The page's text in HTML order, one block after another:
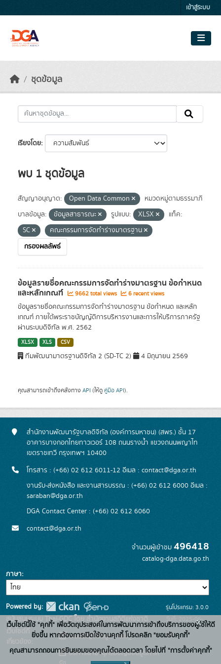
เข้าสู่ระบบ
ชุดข้อมูล
เรียงโดย
พบ 1 ชุดข้อมูล
สัญญาอนุญาต: Open Data Common
หมวดหมู่ตามธรรมาภิ
บาลข้อมูล:
ข้อมูลสาธารณะ รูปแบบ: XLSX
แท็ค:
SC
คณะกรรมการจัดทำร่างมาตรฐาน
กรองผลลัพธ์
ข้อมูลรายชื่อคณะกรรมการจัดทำร่างมาตรฐาน ข้อกำหนด
และหลักเกณฑ์ 9662 total views 6 recent views
ข้อมูลรายชื่อคณะกรรมการจัดทำร่างมาตรฐาน ข้อกำหนด และหลัก
เกณฑ์ ภายใต้พระราชบัญญัติการบริหารงานและการให้บริการภาครัฐ
ผ่านระบบดิจิทัล พ.ศ. 2562
XLSX XLS CSV
ทีมพัฒนามาตรฐานดิจิทัล 2 (SD-TC 2) 4 มิถุนายน 2569
คุณสามารถเข้าถึงคลังทาง API (ให้ดู คู่มือ API).
สำนักงานพัฒนารัฐบาลดิจิทัล (องค์การมหาชน) (สพร.) ชั้น 17
อาคารบางกอกไทยทาวเวอร์ 108 ถนนรางน้ำ แขวงถนนพญาไท
เขตราชเทวี กรุงเทพฯ 10400
โทรสาร : (+66) 02 612 6011-12 อีเมล : contact@dga.or.th
งานรับ-ส่งหนังสือ และงานสารบรรณ : (+66) 02 612 6000 อีเมล :
saraban@dga.or.th
DGA Contact Center : (+66) 02 612 6060
contact@dga.or.th
จำนวนผู้เข้าชม 496418
catalog-dga.data.go.th
ภาษา
Powered by:
สนับสนุนระบบ Thai-GDC โดย สำนักงานสถิติแห่งชาติ
เว็บไซต์ที่
เกี่ยวข้อง:
ระบบบัญชีข้อมูลภาครัฐ
บริการนามานุกรมบัญชีข้อมูลภาค
รุ่นโปรแกรม: 3.0.0
วันที่: 2025-06-
26
เว็บไซต์นี้ใช้ "คุกกี้" เพื่อวัตถุประสงค์ในการพัฒนาการเข้าถึงบริการของผู้ใช้ให้ดี
ยิ่งขึ้น หากต้องการเปิดใช้งานคุกกี้ โปรดคลิก "ยอมรับคุกกี้"
คุณสามารถถอนการยินยอมของคุณได้ตลอดเวลา โดยไปที่ "การตั้งค่าคุกกี้"
x